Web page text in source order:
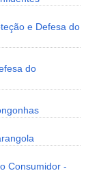
e Defesa do
do
Consumidor -